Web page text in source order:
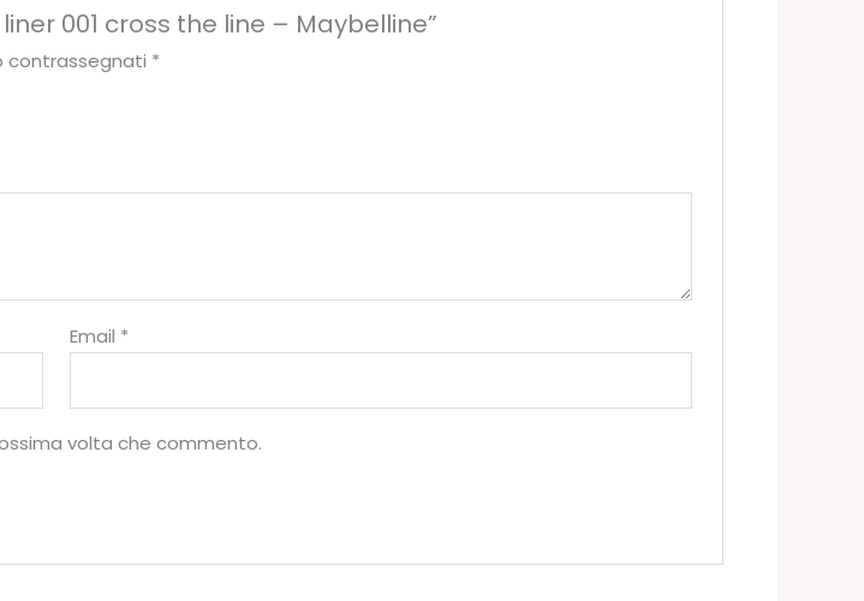
quantità
001 cross the line – Maybelline”
contrassegnati *
Email *
volta che commento.
%
aggiornamenti sui